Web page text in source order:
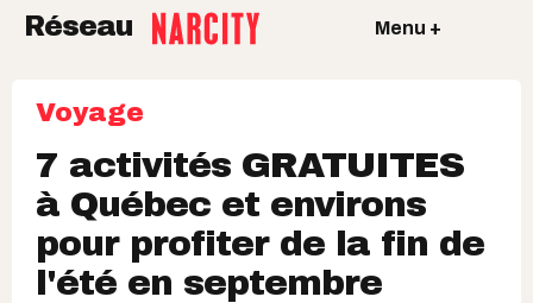
Réseau Menu +
Voyage
7 activités GRATUITES
à Québec et environs
pour profiter de la fin de
l'été en septembre